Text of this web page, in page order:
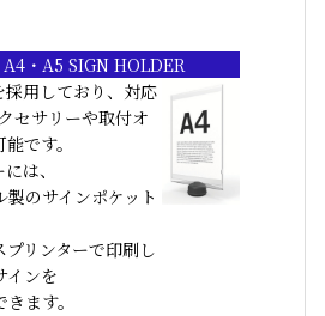
・A5 SIGN HOLDER
用しており、対応
セサリーや取付オ
です。
は、
のサインポケット
リンターで印刷し
インを
ます。